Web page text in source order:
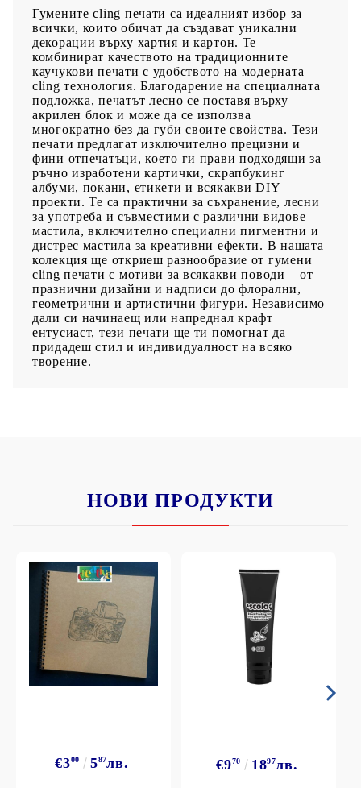
Гумените cling печати са идеалният избор за
всички, които обичат да създават уникални
декорации върху хартия и картон. Те
комбинират качеството на традиционните
каучукови печати с удобството на модерната
cling технология. Благодарение на специалната
подложка, печатът лесно се поставя върху
акрилен блок и може да се използва
многократно без да губи своите свойства. Тези
печати предлагат изключително прецизни и
фини отпечатъци, което ги прави подходящи за
ръчно изработени картички, скрапбукинг
албуми, покани, етикети и всякакви DIY
проекти. Те са практични за съхранение, лесни
за употреба и съвместими с различни видове
мастила, включително специални пигментни и
дистрес мастила за креативни ефекти. В нашата
колекция ще откриеш разнообразие от гумени
cling печати с мотиви за всякакви поводи – от
празнични дизайни и надписи до флорални,
геометрични и артистични фигури. Независимо
дали си начинаещ или напреднал крафт
ентусиаст, тези печати ще ти помогнат да
придадеш стил и индивидуалност на всяко
творение.
НОВИ ПРОДУКТИ
€300 587лв. €970 1897лв.